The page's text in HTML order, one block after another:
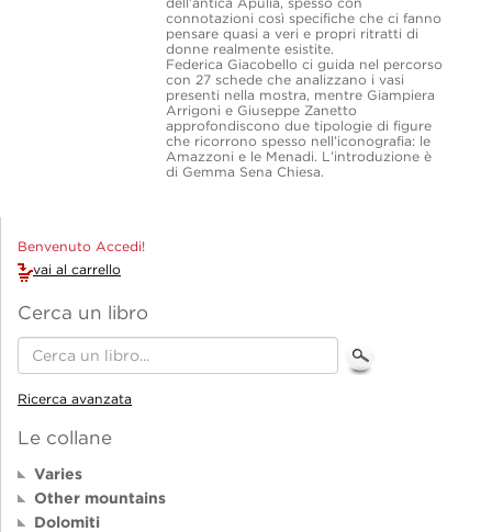
connotazioni così specifiche che ci fanno
pensare quasi a veri e propri ritratti di
donne realmente esistite.
Federica Giacobello ci guida nel percorso
con 27 schede che analizzano i vasi
presenti nella mostra, mentre Giampiera
Arrigoni e Giuseppe Zanetto
approfondiscono due tipologie di figure
che ricorrono spesso nell’iconografia: le
Amazzoni e le Menadi. L’introduzione è
di Gemma Sena Chiesa.
Benvenuto Accedi!
vai al carrello
Cerca un libro
Ricerca avanzata
Le collane
Varies
Other mountains
Dolomiti